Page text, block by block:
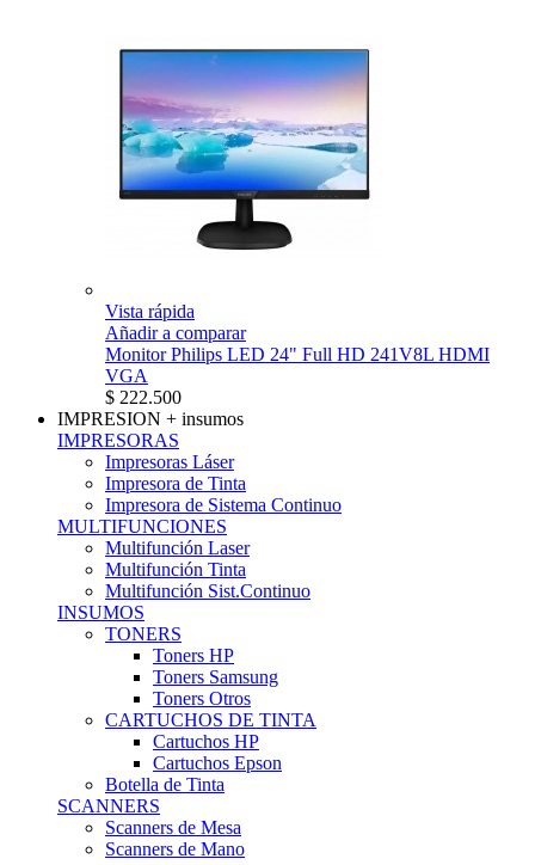
Vista rápida
Añadir a comparar
Monitor Philips LED 24" Full HD 241V8L HDMI
VGA
$ 222.500
IMPRESION + insumos
IMPRESORAS
Impresoras Láser
Impresora de Tinta
Impresora de Sistema Continuo
MULTIFUNCIONES
Multifunción Laser
Multifunción Tinta
Multifunción Sist.Continuo
INSUMOS
TONERS
Toners HP
Toners Samsung
Toners Otros
CARTUCHOS DE TINTA
Cartuchos HP
Cartuchos Epson
Botella de Tinta
SCANNERS
Scanners de Mesa
Scanners de Mano